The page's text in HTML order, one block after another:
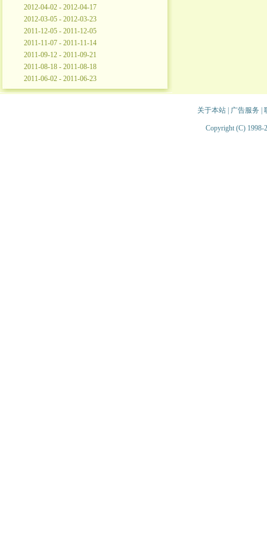
2012-04-02 - 2012-04-17
2012-03-05 - 2012-03-23
2011-12-05 - 2011-12-05
2011-11-07 - 2011-11-14
2011-09-12 - 2011-09-21
2011-08-18 - 2011-08-18
2011-06-02 - 2011-06-23
关于本站| 广告服务
Copyright (C) 1998-